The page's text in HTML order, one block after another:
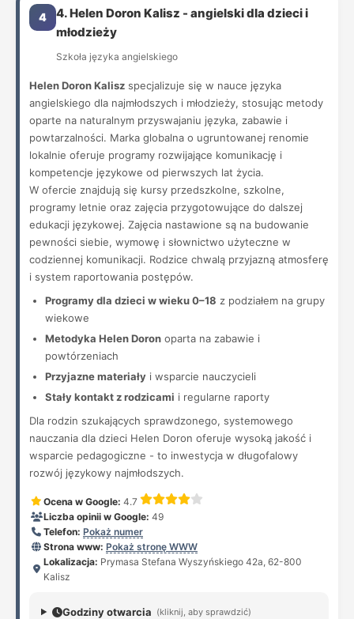
4
4. Helen Doron Kalisz - angielski dla dzieci i
młodzieży
Szkoła języka angielskiego
Helen Doron Kalisz specjalizuje się w nauce języka
angielskiego dla najmłodszych i młodzieży, stosując metody
oparte na naturalnym przyswajaniu języka, zabawie i
powtarzalności. Marka globalna o ugruntowanej renomie
lokalnie oferuje programy rozwijające komunikację i
kompetencje językowe od pierwszych lat życia.
W ofercie znajdują się kursy przedszkolne, szkolne,
programy letnie oraz zajęcia przygotowujące do dalszej
edukacji językowej. Zajęcia nastawione są na budowanie
pewności siebie, wymowę i słownictwo użyteczne w
codziennej komunikacji. Rodzice chwalą przyjazną atmosferę
i system raportowania postępów.
Programy dla dzieci w wieku 0–18 z podziałem na grupy
wiekowe
Metodyka Helen Doron oparta na zabawie i
powtórzeniach
Przyjazne materiały i wsparcie nauczycieli
Stały kontakt z rodzicami i regularne raporty
Dla rodzin szukających sprawdzonego, systemowego
nauczania dla dzieci Helen Doron oferuje wysoką jakość i
wsparcie pedagogiczne - to inwestycja w długofalowy
rozwój językowy najmłodszych.
Ocena w Google: 4.7
Liczba opinii w Google: 49
Telefon: Pokaż numer
Strona www: Pokaż stronę WWW
Lokalizacja: Prymasa Stefana Wyszyńskiego 42a, 62-800
Kalisz
Godziny otwarcia (kliknij, aby sprawdzić)